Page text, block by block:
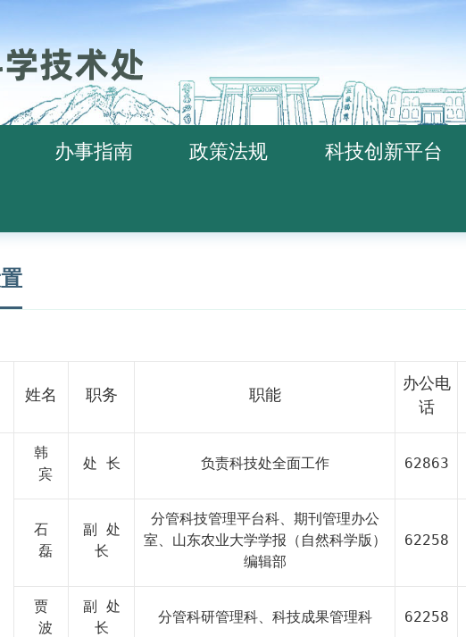
办事指南 政策法规 科技创新平台
姓名 职务 职能
办公电
话
韩
宾
处 长 负责科技处全面工作 62863
石
磊
副 处
长
分管科技管理平台科、期刊管理办公
室、山东农业大学学报（自然科学版）
编辑部
62258
贾
波
副 处
长
分管科研管理科、科技成果管理科 62258